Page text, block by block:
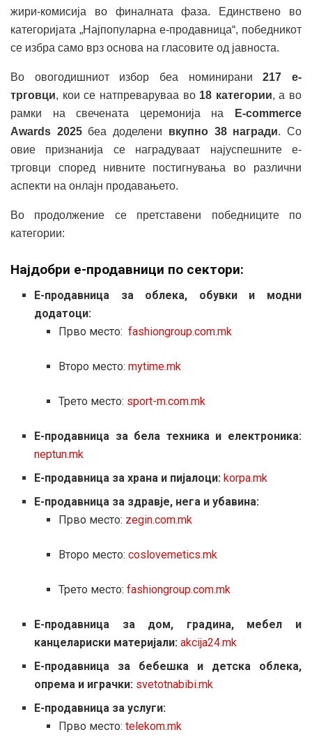
жири-комисија во финалната фаза. Единствено во
категоријата „Најпопуларна е-продавница“, победникот
се избра само врз основа на гласовите од јавноста.
Во овогодишниот избор беа номинирани217 е-
трговци, кои се натпреваруваа во 18 категории, а во
рамки на свечената церемонија на
E-commerce
Awards 2025беа доделени вкупно 38 награди. Со
овие признанија се наградуваат најуспешните е-
трговци според нивните постигнувања во различни
аспекти на онлајн продавањето.
Во продолжение се претставени победниците по
категории:
Најдобри е-продавници по сектори:
Е-продавница за облека, обувки и модни
додатоци:
Прво место: fashiongroup.com.mk
Второ место: mytime.mk
Трето место: sport-m.com.mk
Е-продавница за бела техника и електроника:
neptun.mk
Е-продавница за храна и пијалоци: korpa.mk
Е-продавница за здравје, нега и убавина:
Прво место: zegin.com.mk
Второ место: coslovemetics.mk
Трето место: fashiongroup.com.mk
Е-продавница за дом, градина, мебел и
канцелариски материјали: akcija24.mk
Е-продавница за бебешка и детска облека,
опрема и играчки: svetotnabibi.mk
Е-продавница за услуги:
Прво место: telekom.mk